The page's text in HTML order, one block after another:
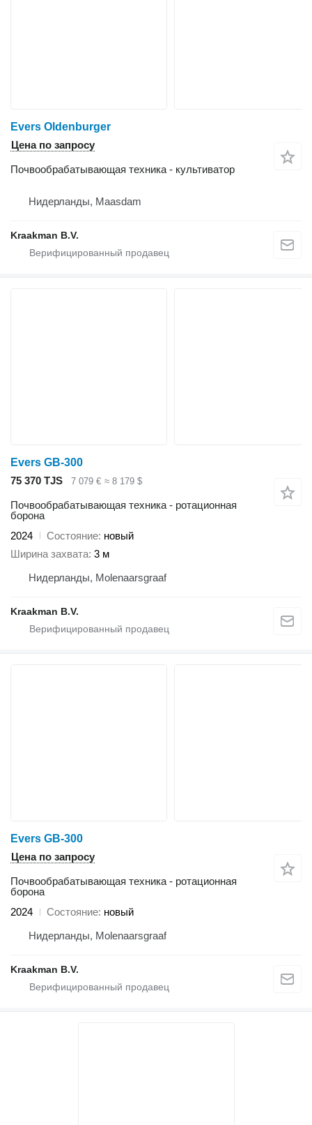
Evers Oldenburger
Цена по запросу
Почвообрабатывающая техника - культиватор
Нидерланды, Maasdam
Kraakman B.V.
Evers GB-300
75 370 TJS
7 079 € ≈ 8 179 $
Почвообрабатывающая техника - ротационная
борона
2024
Состояние новый
Ширина захвата 3 м
Нидерланды, Molenaarsgraaf
Kraakman B.V.
Evers GB-300
Цена по запросу
Почвообрабатывающая техника - ротационная
борона
2024
Состояние новый
Нидерланды, Molenaarsgraaf
Kraakman B.V.